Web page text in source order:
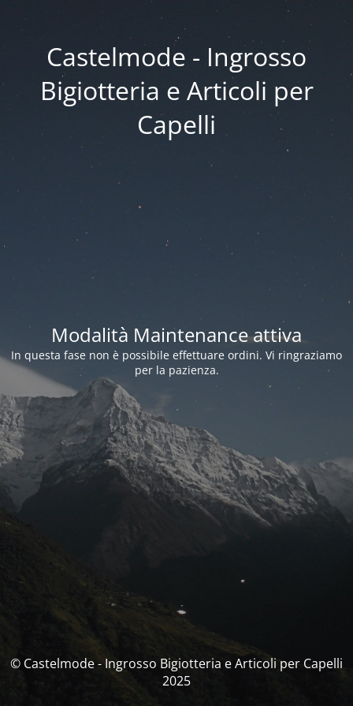
Castelmode - Ingrosso
Bigiotteria e Articoli per
Capelli
Modalità Maintenance attiva
In questa fase non è possibile effettuare ordini. Vi ringraziamo
per la pazienza.
© Castelmode - Ingrosso Bigiotteria e Articoli per Capelli
2025